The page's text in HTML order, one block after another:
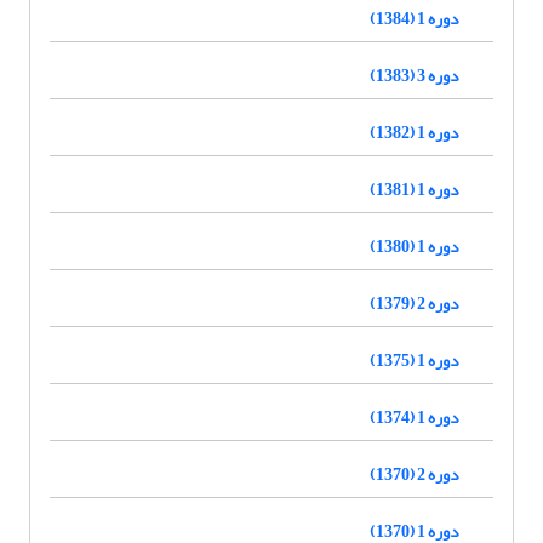
دوره 1 (1384)
دوره 3 (1383)
دوره 1 (1382)
دوره 1 (1381)
دوره 1 (1380)
دوره 2 (1379)
دوره 1 (1375)
دوره 1 (1374)
دوره 2 (1370)
دوره 1 (1370)